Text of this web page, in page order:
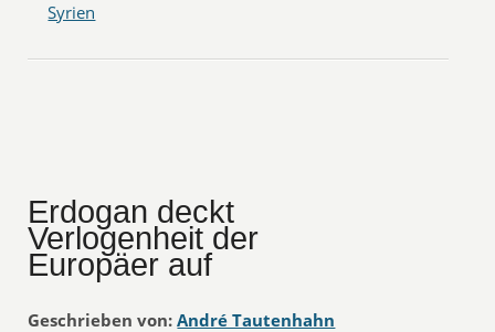
Syrien
Erdogan deckt
Verlogenheit der
Europäer auf
Geschrieben von: André Tautenhahn